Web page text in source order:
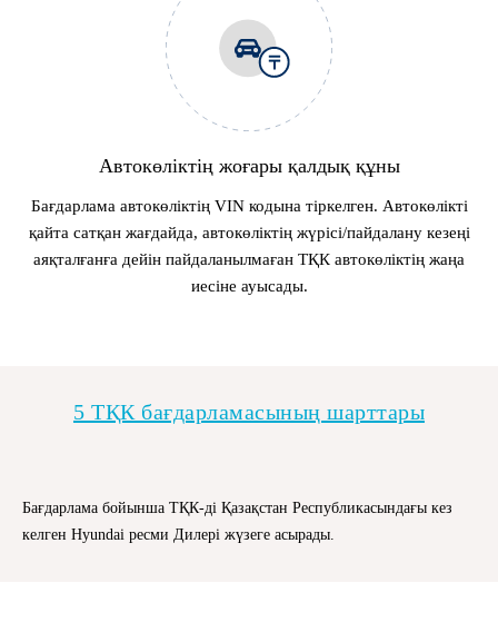
Автокөліктің жоғары қалдық құны
Бағдарлама автокөліктің VIN кодына тіркелген. Автокөлікті
қайта сатқан жағдайда, автокөліктің жүрісі/пайдалану кезеңі
аяқталғанға дейін пайдаланылмаған ТҚК автокөліктің жаңа
иесіне ауысады.
5 ТҚК бағдарламасының шарттары
Бағдарлама бойынша ТҚК-ді Қазақстан Республикасындағы кез
келген Hyundai ресми Дилері жүзеге асырады.